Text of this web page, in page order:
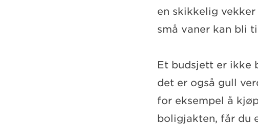
en skikkelig
små vaner kan bli
Et budsjett er ikke
det er også gull
for eksempel å
boligjakten, får du